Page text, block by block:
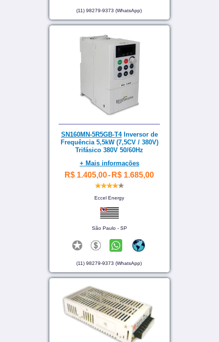
(11) 98279-9373 (WhatsApp)
SN160MN-5R5GB-T4Inversor de
Frequência 5,5kW (7,5CV / 380V)
Trifásico 380V 50/60Hz
+ Mais informações
R$ 1.405,00- R$ 1.685,00
Eccel Energy
São Paulo - SP
(11) 98279-9373 (WhatsApp)